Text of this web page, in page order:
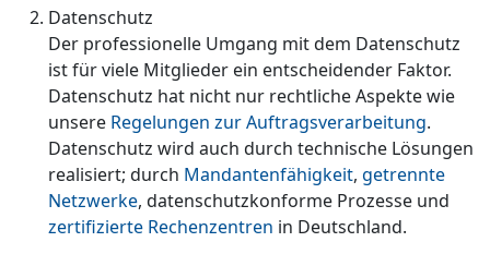
Datenschutz
Der professionelle Umgang mit dem Datenschutz
ist für viele Mitglieder ein entscheidender Faktor.
Datenschutz hat nicht nur rechtliche Aspekte wie
unsere Regelungen zur Auftragsverarbeitung.
Datenschutz wird auch durch technische Lösungen
realisiert; durch Mandantenfähigkeit, getrennte
Netzwerke, datenschutzkonforme Prozesse und
zertifizierte Rechenzentren in Deutschland.